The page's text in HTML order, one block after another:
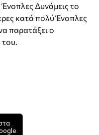
Δυνάμεις το
κατά πολύ Ένοπλες
παρατάξει ο